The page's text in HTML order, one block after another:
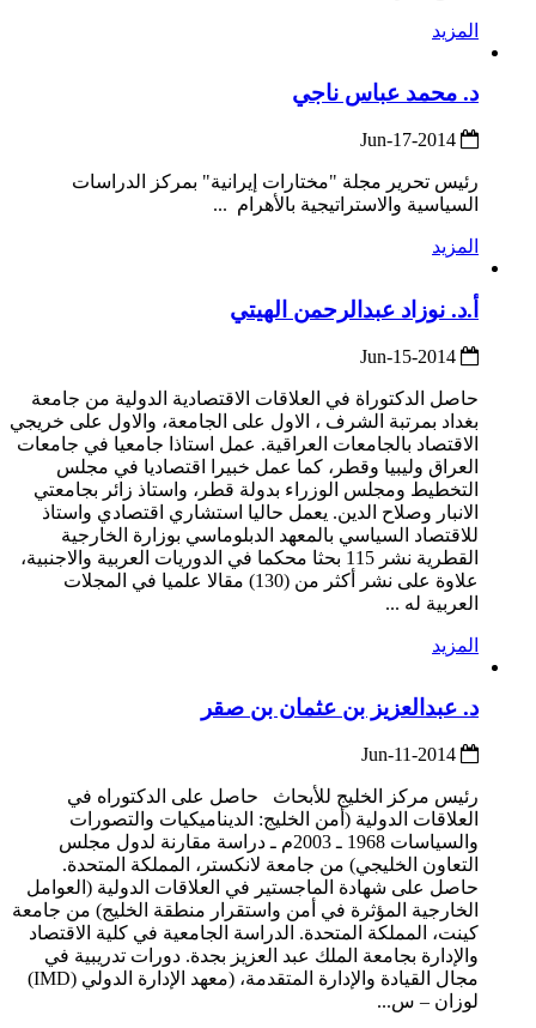
المزيد
د. محمد عباس ناجي
رئيس تحرير مجلة "مختارات إيرانية" بمركز الدراسات
السياسية والاستراتيجية بالأهرام ...
المزيد
أ.د. نوزاد عبدالرحمن الهيتي
حاصل الدكتوراة في العلاقات الاقتصادية الدولية من جامعة
بغداد بمرتبة الشرف ، الاول على الجامعة، والاول على خريجي
الاقتصاد بالجامعات العراقية. عمل استاذا جامعيا في جامعات
العراق وليبيا وقطر، كما عمل خبيرا اقتصاديا في مجلس
التخطيط ومجلس الوزراء بدولة قطر، واستاذ زائر بجامعتي
الانبار وصلاح الدين. يعمل حاليا استشاري اقتصادي واستاذ
للاقتصاد السياسي بالمعهد الدبلوماسي بوزارة الخارجية
القطرية نشر 115 بحثا محكما في الدوريات العربية والاجنبية،
علاوة على نشر أكثر من (130) مقالا علميا في المجلات
العربية له ...
المزيد
د. عبدالعزيز بن عثمان بن صقر
رئيس مركز الخليج للأبحاث حاصل على الدكتوراه في
العلاقات الدولية (أمن الخليج: الديناميكيات والتصورات
والسياسات 1968 ـ 2003م ـ دراسة مقارنة لدول مجلس
التعاون الخليجي) من جامعة لانكستر، المملكة المتحدة.
حاصل على شهادة الماجستير في العلاقات الدولية (العوامل
الخارجية المؤثرة في أمن واستقرار منطقة الخليج) من جامعة
كينت، المملكة المتحدة. الدراسة الجامعية في كلية الاقتصاد
والإدارة بجامعة الملك عبد العزيز بجدة. دورات تدريبية في
مجال القيادة والإدارة المتقدمة، (معهد الإدارة الدولي (IMD)
لوزان – س...